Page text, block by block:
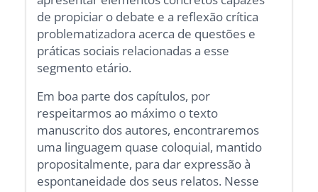
de propiciar o debate e a reflexão crítica
problematizadora acerca de questões e
práticas sociais relacionadas a esse
segmento etário.
Em boa parte dos capítulos, por
respeitarmos ao máximo o texto
manuscrito dos autores, encontraremos
uma linguagem quase coloquial, mantido
propositalmente, para dar expressão à
espontaneidade dos seus relatos. Nesse